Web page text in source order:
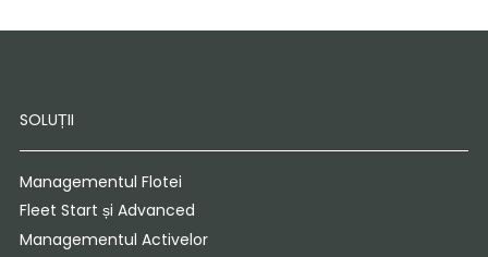
SOLUȚII
Managementul Flotei
Fleet Start și Advanced
Managementul Activelor